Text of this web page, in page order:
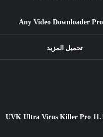
تحميل المزيد